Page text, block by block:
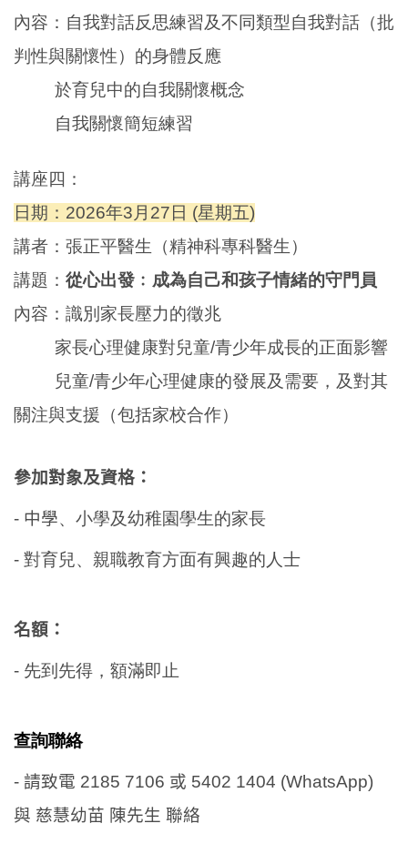
內容 ： 自我對話反思練習及不同類型自我對話（批
判性與關懷性）的身體反應
於育兒中的自我關懷概念
自我關懷簡短練習
講座四：
日期：2026年3月27日 (星期五)
講者：張正平醫生（精神科專科醫生）
講題： 從心出發﹕ 成為自己和孩子情緒的守門員
內容 ： 識別家長壓力的徵兆
家長心理健康對兒童/青少年成長的正面影響
兒童/青少年心理健康的發展及需要，及對其
關注與支援（包括家校合作）
參加對象及資格：
- 中學、小學及幼稚園學生的家長
- 對育兒、親職教育方面有興趣的人士
名額：
- 先到先得，額滿即止
查詢聯絡
- 請致電 2185 7106 或 5402 1404 (WhatsApp)
與 慈慧幼苗 陳先生 聯絡